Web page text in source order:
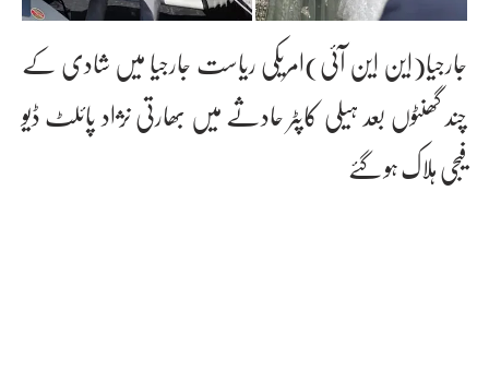
جارجیا(این این آئی)امریکی ریاست جارجیا میں شادی کے
چند گھنٹوں بعد ہیلی کاپٹر حادثے میں بھارتی نژاد پائلٹ ڈیو
فیجی ہلاک ہو گئے